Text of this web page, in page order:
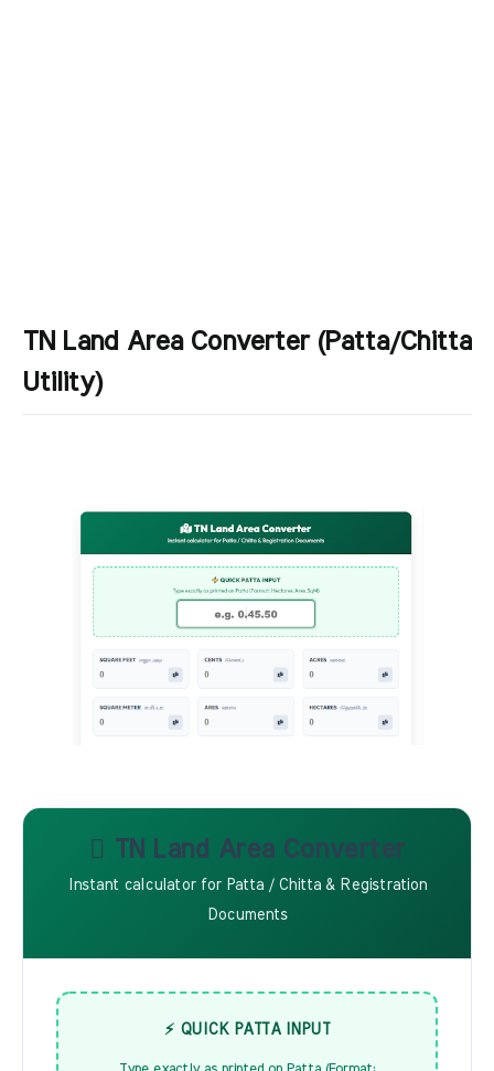
TN Land Area Converter (Patta/Chitta
Utility)
TN Land Area Converter
Instant calculator for Patta / Chitta & Registration
Documents
⚡ QUICK PATTA INPUT